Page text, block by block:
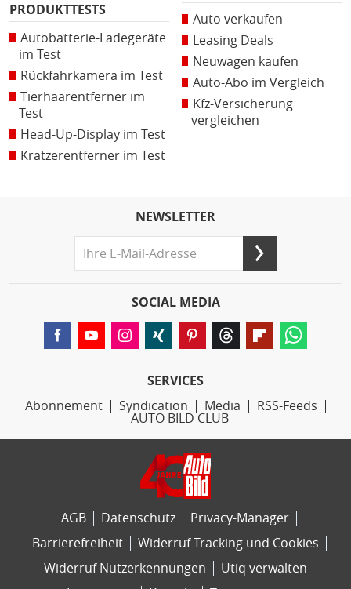
PRODUKTTESTS
Autobatterie-Ladegeräte
im Test
Rückfahrkamera im Test
Tierhaarentferner im
Test
Head-Up-Display im Test
Kratzerentferner im Test
Auto verkaufen
Leasing Deals
Neuwagen kaufen
Auto-Abo im Vergleich
Kfz-Versicherung
vergleichen
NEWSLETTER
SOCIAL MEDIA
SERVICES
Abonnement
Syndication Media
RSS-Feeds
AUTO BILD CLUB
AGB Datenschutz
Privacy-Manager
Barrierefreiheit
Widerruf Tracking und Cookies
Widerruf Nutzerkennungen
Utiq verwalten